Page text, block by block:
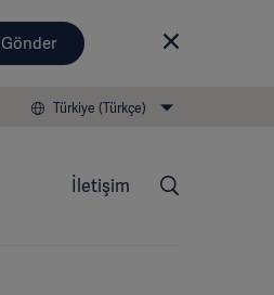
Gönder
Türkiye (Türkçe)
İletişim